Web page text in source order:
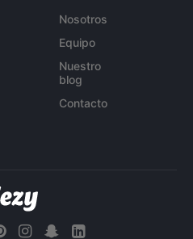
Nosotros
Equipo
Nuestro
blog
Contacto